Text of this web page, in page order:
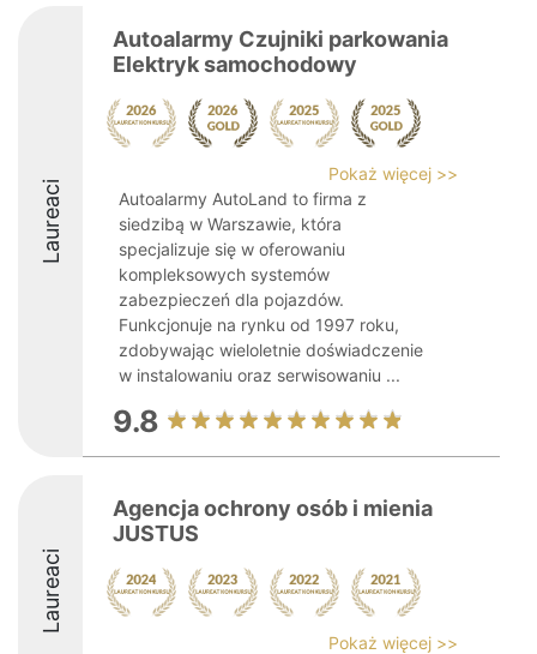
Laureaci
Autoalarmy Czujniki parkowania
Elektryk samochodowy
Pokaż więcej >>
Autoalarmy AutoLand to firma z
siedzibą w Warszawie, która
specjalizuje się w oferowaniu
kompleksowych systemów
zabezpieczeń dla pojazdów.
Funkcjonuje na rynku od 1997 roku,
zdobywając wieloletnie doświadczenie
w instalowaniu oraz serwisowaniu ...
9.8
Laureaci
Agencja ochrony osób i mienia
JUSTUS
Pokaż więcej >>